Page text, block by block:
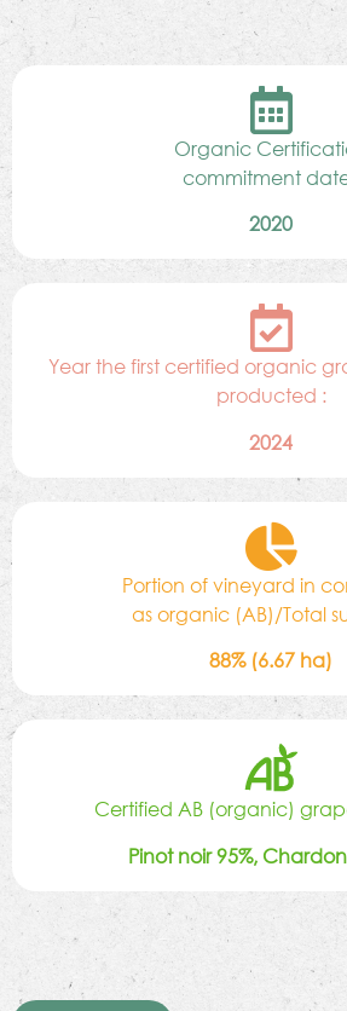
Organic
commitment
2020
Year the first certified organic
producted :
2024
Portion of vineyard in
as organic (AB)/Total
88% (6.67 ha)
Certified AB (organic)
Pinot noir 95%,